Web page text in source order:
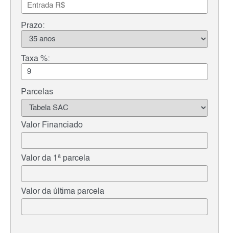
Prazo:
Taxa %:
Parcelas
Valor Financiado
Valor da 1ª parcela
Valor da última parcela